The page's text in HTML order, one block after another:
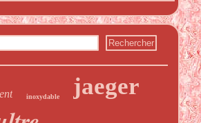
inoxydable jaeger